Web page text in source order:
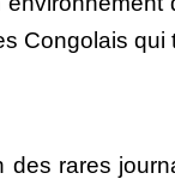
Congolais
des rares